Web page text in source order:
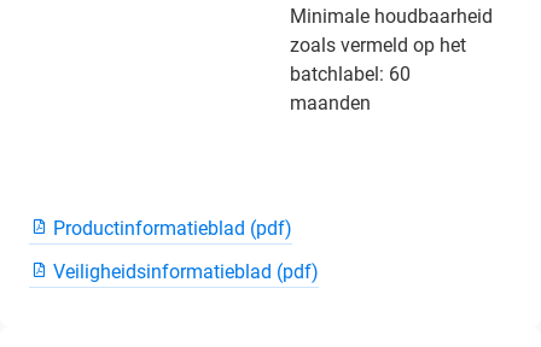
Minimale houdbaarheid
zoals vermeld op het
batchlabel: 60
maanden
Productinformatieblad (pdf)
Veiligheidsinformatieblad (pdf)